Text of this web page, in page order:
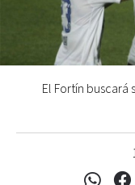
El Fortín buscará